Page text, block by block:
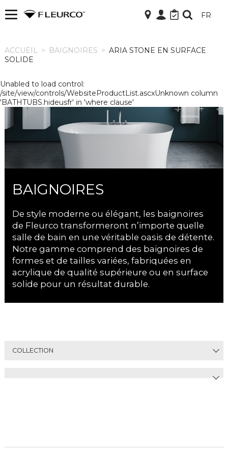
ACCUEIL FR
ACCUEIL > BAIGNOIRES > ARIA STONE EN SURFACE
SOLIDE
Unabled to load control:
/site/view/controls/WebsiteProductList.ascxUnknown column
'BATHTUBS.hideusfr' in 'where clause'
BAIGNOIRES
De style moderne ou élégant, les baignoires
de Fleurco transformeront n’importe quelle
salle de bain en une véritable oasis de détente.
Notre gamme comprend des baignoires de
formes et de tailles variées, fabriquées en
acrylique de qualité supérieure ou en surface
solide pour un résultat durable.
COLLECTION